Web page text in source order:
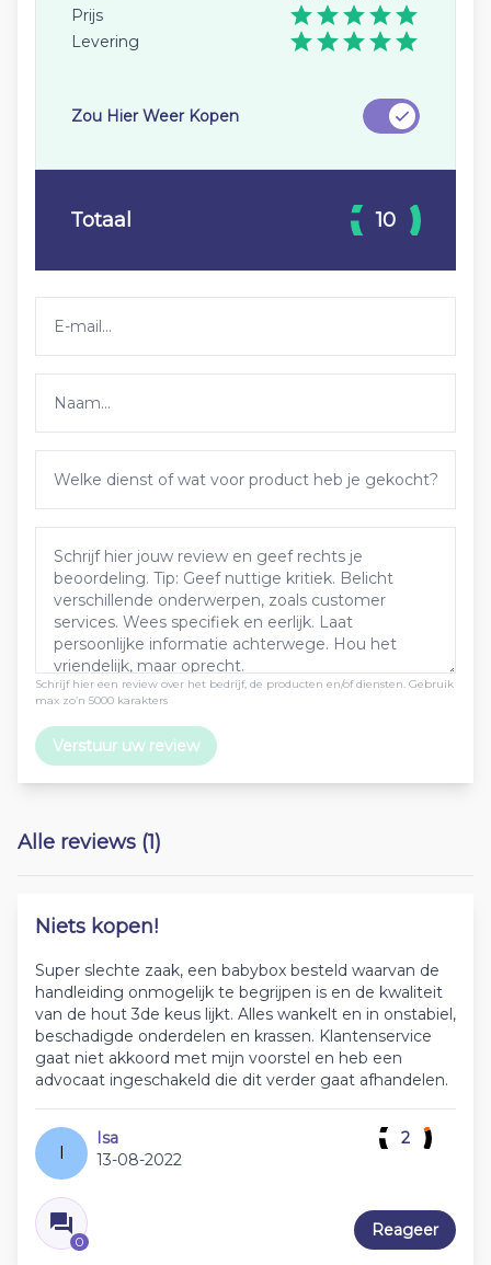
Schrijf hier een review over het bedrijf, de producten en/of diensten. Gebruik
max zo’n 5000 karakters
Verstuur uw review
Prijs
Levering
Zou Hier Weer Kopen
Totaal 10
Alle reviews (1)
Niets kopen!
Super slechte zaak, een babybox besteld waarvan de
handleiding onmogelijk te begrijpen is en de kwaliteit
van de hout 3de keus lijkt. Alles wankelt en in onstabiel,
beschadigde onderdelen en krassen. Klantenservice
gaat niet akkoord met mijn voorstel en heb een
advocaat ingeschakeld die dit verder gaat afhandelen.
I
Isa
13-08-2022
0
2
Reageer